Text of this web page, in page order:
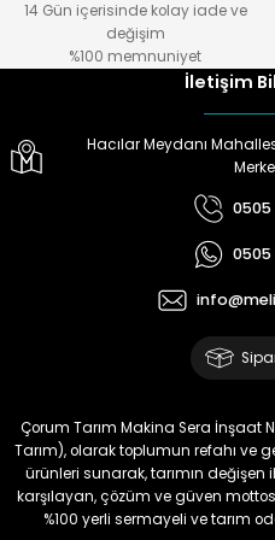
Ürün hazırlamada
,göndermede,telefonda bilgi
almada çok yardımcılar.Melih
Doğan Zeki Gürbüz | 23/01/2024
Ürün elime çok çabuk ulaştı.
anda süs yoncasıyla ektim.
Bunun akibeti 2024 yazına belli
olacak
S... Ö... | 23/01/2024
14 Gün içerisinde kolay iade ve
değişim
%100 memnuniyet
İletişim
Hacılar Meydanı
0505
0505
Çorum Tarım Makina Sera İnşaat
Tarım), olarak toplumun refahı ve
ürünleri sunarak, tarımın değişen
karşılayan, çözüm ve güven
%100 yerli sermayeli ve tarım